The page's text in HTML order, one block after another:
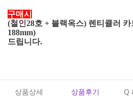
구매시
(철인28호 + 블랙옥스) 렌티큘러
188mm)
드립니다.
상품상세 상품후기 Q